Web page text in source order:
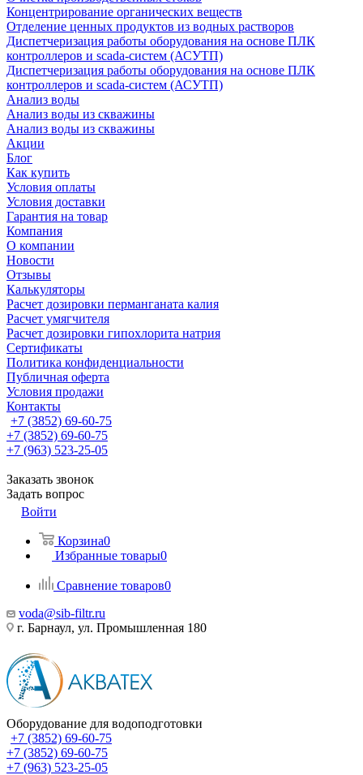
Концентрирование органических веществ
Отделение ценных продуктов из водных растворов
Диспетчеризация работы оборудования на основе ПЛК
контроллеров и scada-систем (АСУТП)
Диспетчеризация работы оборудования на основе ПЛК
контроллеров и scada-систем (АСУТП)
Анализ воды
Анализ воды из скважины
Анализ воды из скважины
Акции
Блог
Как купить
Условия оплаты
Условия доставки
Гарантия на товар
Компания
О компании
Новости
Отзывы
Калькуляторы
Расчет дозировки перманганата калия
Расчет умягчителя
Расчет дозировки гипохлорита натрия
Сертификаты
Политика конфиденциальности
Публичная оферта
Условия продажи
Контакты
+7 (3852) 69-60-75
+7 (3852) 69-60-75
+7 (963) 523-25-05
Заказать звонок
Задать вопрос
Войти
Корзина0
Избранные товары0
Сравнение товаров0
voda@sib-filtr.ru
г. Барнаул, ул. Промышленная 180
Оборудование для водоподготовки
+7 (3852) 69-60-75
+7 (3852) 69-60-75
+7 (963) 523-25-05